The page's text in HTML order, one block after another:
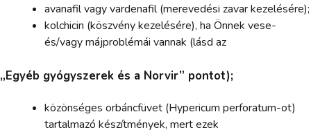
avanafil vagy vardenafil (merevedési zavar kezelésére);
kolchicin (köszvény kezelésére), ha Önnek vese-
és/vagy májproblémái vannak (lásd az
„Egyéb gyógyszerek és a Norvir” pontot);
közönséges orbáncfüvet (Hypericum perforatum-ot)
tartalmazó készítmények, mert ezek